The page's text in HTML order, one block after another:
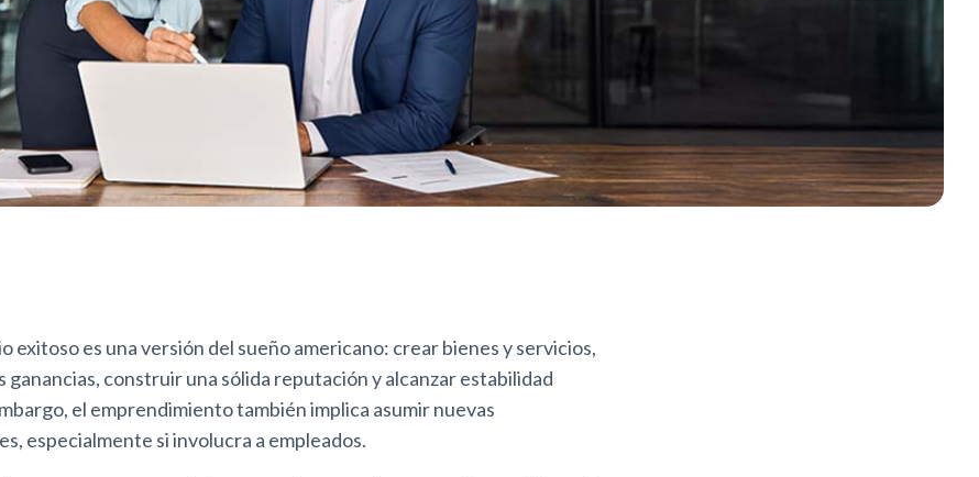
exitoso es una versión del sueño americano: crear bienes y servicios,
ganancias, construir una sólida reputación y alcanzar estabilidad
el emprendimiento también implica asumir nuevas
especialmente si involucra a empleados.